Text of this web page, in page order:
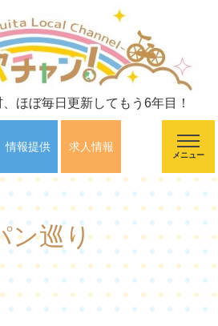
ほぼ毎日更新してもう6年目！
情報提供 求人情報
メニュー
ン巡り